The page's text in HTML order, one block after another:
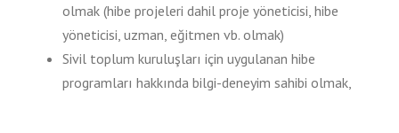
olmak (hibe projeleri dahil proje yöneticisi, hibe
yöneticisi, uzman, eğitmen vb. olmak)
Sivil toplum kuruluşları için uygulanan hibe
programları hakkında bilgi-deneyim sahibi olmak,